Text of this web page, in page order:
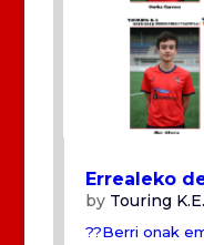
Errealeko
by Touring K.E.
??Berri onak